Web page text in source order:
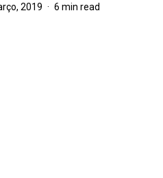
2019 6 min read